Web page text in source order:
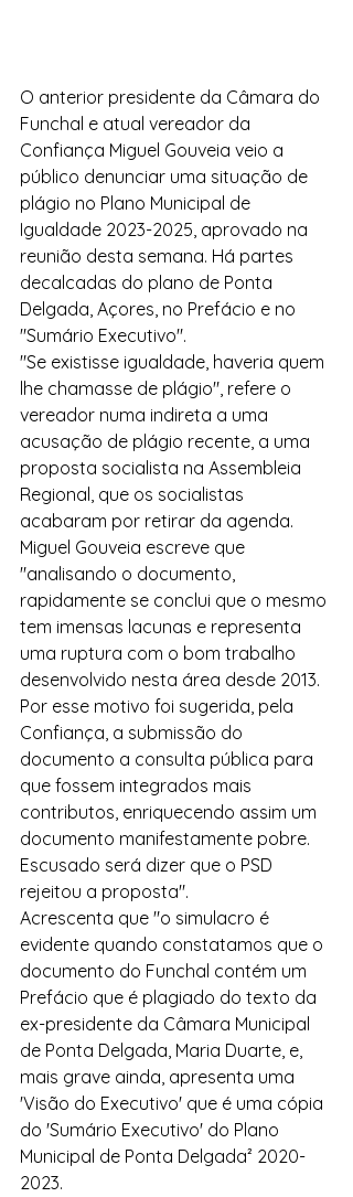
O anterior presidente da Câmara do
Funchal e atual vereador da
Confiança Miguel Gouveia veio a
público denunciar uma situação de
plágio no Plano Municipal de
Igualdade 2023-2025, aprovado na
reunião desta semana. Há partes
decalcadas do plano de Ponta
Delgada, Açores, no Prefácio e no
"Sumário Executivo".
"Se existisse igualdade, haveria quem
lhe chamasse de plágio", refere o
vereador numa indireta a uma
acusação de plágio recente, a uma
proposta socialista na Assembleia
Regional, que os socialistas
acabaram por retirar da agenda.
Miguel Gouveia escreve que
"analisando o documento,
rapidamente se conclui que o mesmo
tem imensas lacunas e representa
uma ruptura com o bom trabalho
desenvolvido nesta área desde 2013.
Por esse motivo foi sugerida, pela
Confiança, a submissão do
documento a consulta pública para
que fossem integrados mais
contributos, enriquecendo assim um
documento manifestamente pobre.
Escusado será dizer que o PSD
rejeitou a proposta".
Acrescenta que "o simulacro é
evidente quando constatamos que o
documento do Funchal contém um
Prefácio que é plagiado do texto da
ex-presidente da Câmara Municipal
de Ponta Delgada, Maria Duarte, e,
mais grave ainda, apresenta uma
'Visão do Executivo' que é uma cópia
do 'Sumário Executivo' do Plano
Municipal de Ponta Delgada² 2020-
2023.